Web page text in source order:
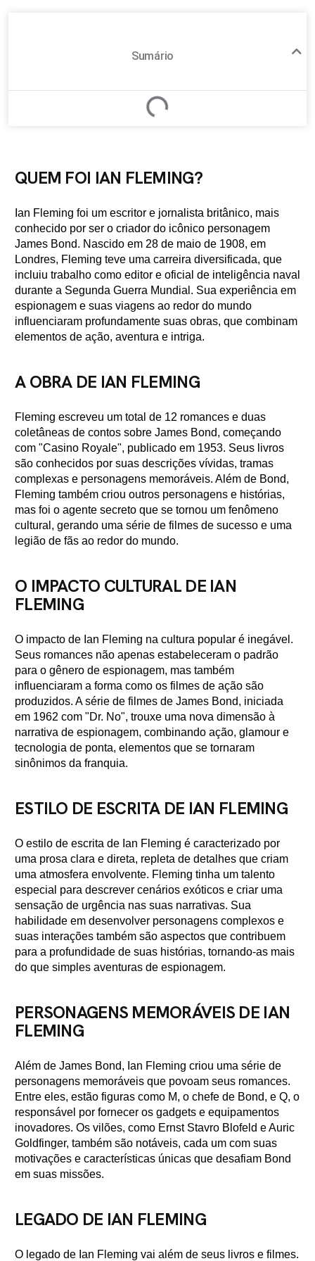
Sumário
QUEM FOI IAN FLEMING?
Ian Fleming foi um escritor e jornalista britânico, mais
conhecido por ser o criador do icônico personagem
James Bond. Nascido em 28 de maio de 1908, em
Londres, Fleming teve uma carreira diversificada, que
incluiu trabalho como editor e oficial de inteligência naval
durante a Segunda Guerra Mundial. Sua experiência em
espionagem e suas viagens ao redor do mundo
influenciaram profundamente suas obras, que combinam
elementos de ação, aventura e intriga.
A OBRA DE IAN FLEMING
Fleming escreveu um total de 12 romances e duas
coletâneas de contos sobre James Bond, começando
com "Casino Royale", publicado em 1953. Seus livros
são conhecidos por suas descrições vívidas, tramas
complexas e personagens memoráveis. Além de Bond,
Fleming também criou outros personagens e histórias,
mas foi o agente secreto que se tornou um fenômeno
cultural, gerando uma série de filmes de sucesso e uma
legião de fãs ao redor do mundo.
O IMPACTO CULTURAL DE IAN
FLEMING
O impacto de Ian Fleming na cultura popular é inegável.
Seus romances não apenas estabeleceram o padrão
para o gênero de espionagem, mas também
influenciaram a forma como os filmes de ação são
produzidos. A série de filmes de James Bond, iniciada
em 1962 com "Dr. No", trouxe uma nova dimensão à
narrativa de espionagem, combinando ação, glamour e
tecnologia de ponta, elementos que se tornaram
sinônimos da franquia.
ESTILO DE ESCRITA DE IAN FLEMING
O estilo de escrita de Ian Fleming é caracterizado por
uma prosa clara e direta, repleta de detalhes que criam
uma atmosfera envolvente. Fleming tinha um talento
especial para descrever cenários exóticos e criar uma
sensação de urgência nas suas narrativas. Sua
habilidade em desenvolver personagens complexos e
suas interações também são aspectos que contribuem
para a profundidade de suas histórias, tornando-as mais
do que simples aventuras de espionagem.
PERSONAGENS MEMORÁVEIS DE IAN
FLEMING
Além de James Bond, Ian Fleming criou uma série de
personagens memoráveis que povoam seus romances.
Entre eles, estão figuras como M, o chefe de Bond, e Q, o
responsável por fornecer os gadgets e equipamentos
inovadores. Os vilões, como Ernst Stavro Blofeld e Auric
Goldfinger, também são notáveis, cada um com suas
motivações e características únicas que desafiam Bond
em suas missões.
LEGADO DE IAN FLEMING
O legado de Ian Fleming vai além de seus livros e filmes.